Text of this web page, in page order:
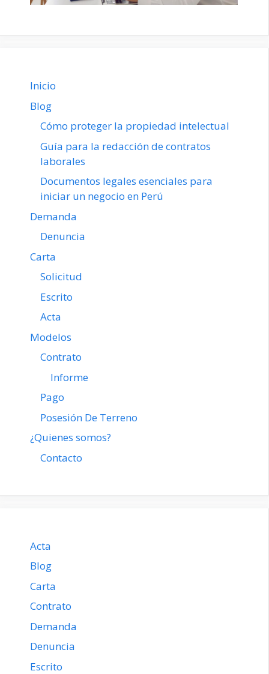
Inicio
Blog
Cómo proteger la propiedad intelectual
Guía para la redacción de contratos
laborales
Documentos legales esenciales para
iniciar un negocio en Perú
Demanda
Denuncia
Carta
Solicitud
Escrito
Acta
Modelos
Contrato
Informe
Pago
Posesión De Terreno
¿Quienes somos?
Contacto
Acta
Blog
Carta
Contrato
Demanda
Denuncia
Escrito